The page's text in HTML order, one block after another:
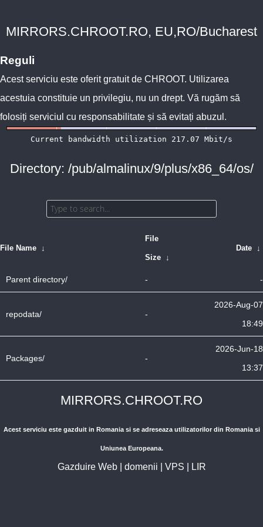
MIRRORS.CHROOT.RO, EU,RO/Bucharest
Reguli
Acest serviciu este oferit gratuit de CHROOT. Utilizarea
acestuia constituie un privilegiu, nu un drept. Vă rugăm să
folosiți serviciul cu responsabilitate și să evitați abuzul.
Directory: /pub/almalinux/9/plus/x86_64/os/
File Name ↓
File
Size ↓
Date ↓
Parent directory/ - -
repodata/ -
2026-Aug-07
18:49
Packages/ -
2026-Jun-18
13:37
MIRRORS.CHROOT.RO
Acest serviciu este gazduit in Romania si se adreseaza utilizatorilor din Romania si
Uniunea Europeana.
Gazduire Web| domenii VPS LIR